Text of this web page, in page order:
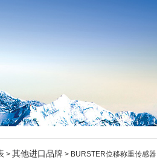
> 其他进口品牌 > BURSTER位移称重传感器